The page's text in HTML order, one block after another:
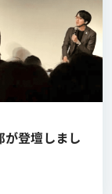
が登壇しまし